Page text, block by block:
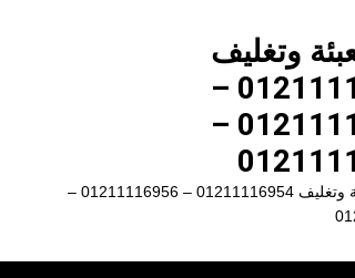
وتغليف
01211116954 –
01211116956 –
ماكينات تعبئة وتغليف 01211116954 – 01211116956 –